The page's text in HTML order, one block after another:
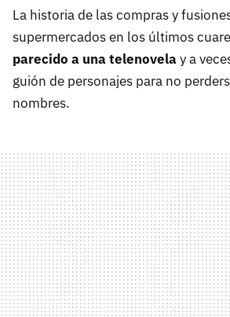
La historia de las compras y
supermercados en los últimos
parecido a una telenovelay a
guión de personajes para no
nombres.